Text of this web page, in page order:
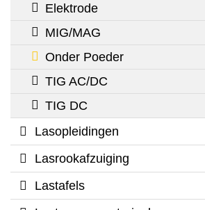
Elektrode
MIG/MAG
Onder Poeder
TIG AC/DC
TIG DC
Lasopleidingen
Lasrookafzuiging
Lastafels